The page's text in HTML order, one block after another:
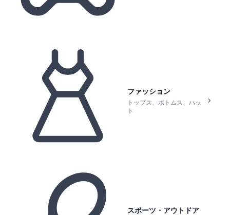
ファッション
トップス、ボトムス、ハッ
ト
スポーツ・アウトドア